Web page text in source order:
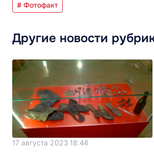
# Фотофакт
Другие новости
17 августа 2023 18:46